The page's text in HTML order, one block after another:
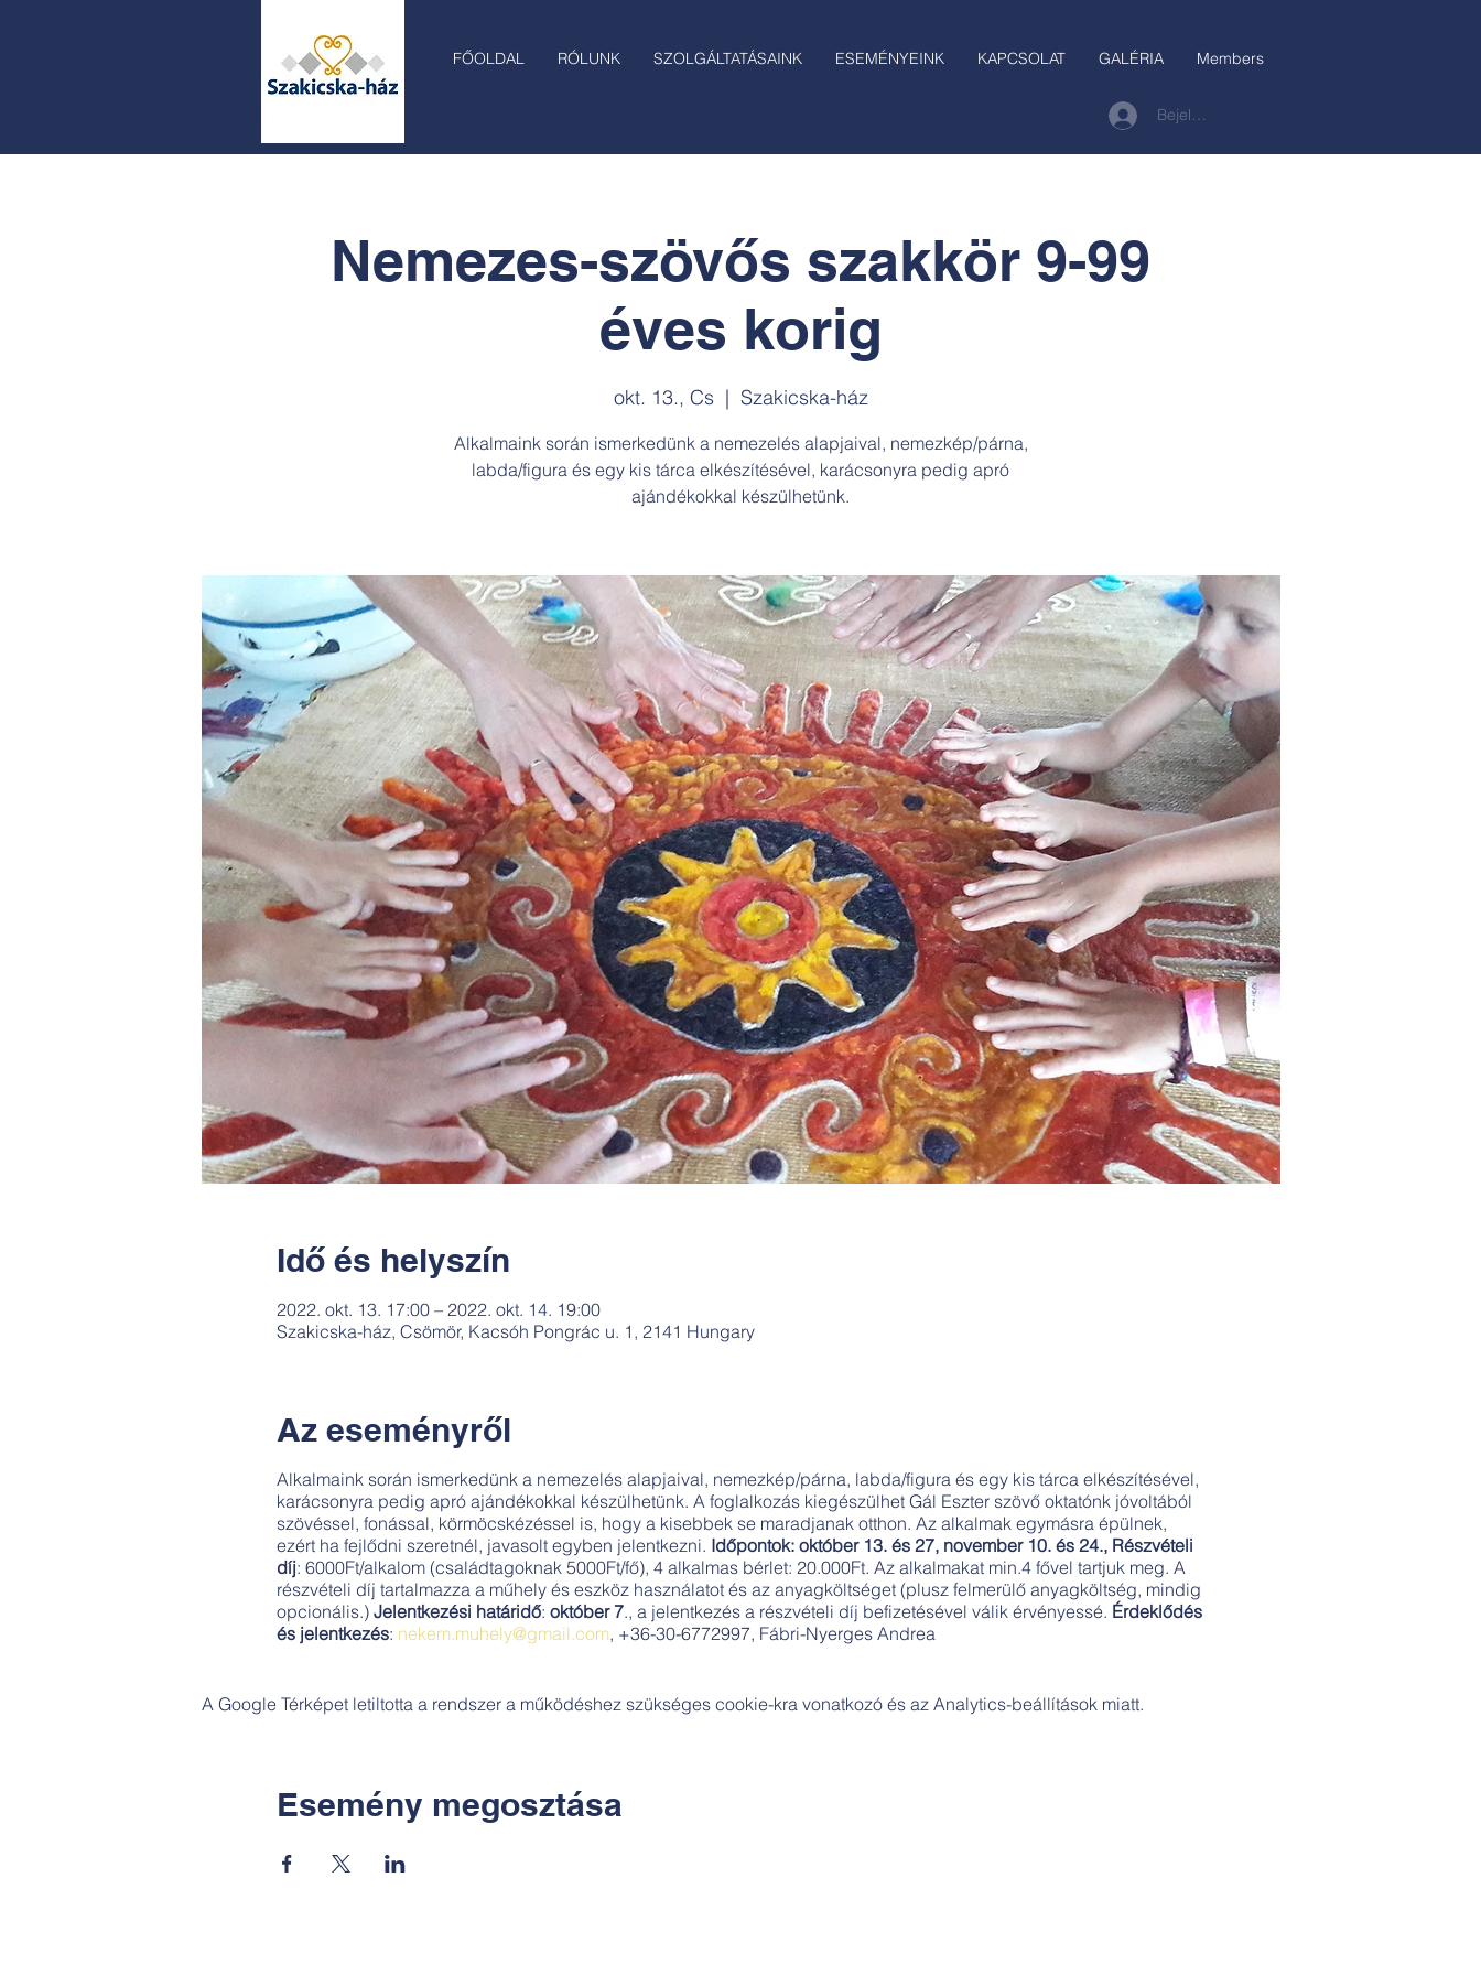
FŐOLDAL RÓLUNK SZOLGÁLTATÁSAINK ESEMÉNYEINK KAPCSOLAT GALÉRIA Members
Bejelentkezés
Nemezes-szövős szakkör 9-99
éves korig
okt. 13., Cs
  |
Szakicska-ház
Alkalmaink során ismerkedünk a nemezelés alapjaival, nemezkép/párna,
labda/figura és egy kis tárca elkészítésével, karácsonyra pedig apró
ajándékokkal készülhetünk.
Idő és helyszín
2022. okt. 13. 17:00 – 2022. okt. 14. 19:00
Szakicska-ház, Csömör, Kacsóh Pongrác u. 1, 2141 Hungary
Az eseményről
Alkalmaink során ismerkedünk a nemezelés alapjaival, nemezkép/párna, labda/figura és egy kis tárca elkészítésével,
karácsonyra pedig apró ajándékokkal készülhetünk. A foglalkozás kiegészülhet Gál Eszter szövő oktatónk jóvoltából
szövéssel, fonással, körmöcskézéssel is, hogy a kisebbek se maradjanak otthon. Az alkalmak egymásra épülnek,
ezért ha fejlődni szeretnél, javasolt egyben jelentkezni. Időpontok: október 13. és 27, november 10. és 24., Részvételi
díj: 6000Ft/alkalom (családtagoknak 5000Ft/fő), 4 alkalmas bérlet: 20.000Ft. Az alkalmakat min.4 fővel tartjuk meg. A
részvételi díj tartalmazza a műhely és eszköz használatot és az anyagköltséget (plusz felmerülő anyagköltség, mindig
opcionális.) Jelentkezési határidő: október 7., a jelentkezés a részvételi díj befizetésével válik érvényessé. Érdeklődés
és jelentkezés: nekem.muhely@gmail.com, +36-30-6772997, Fábri-Nyerges Andrea
A Google Térképet letiltotta a rendszer a működéshez szükséges cookie-kra vonatkozó és az Analytics-beállítások miatt.
Esemény megosztása